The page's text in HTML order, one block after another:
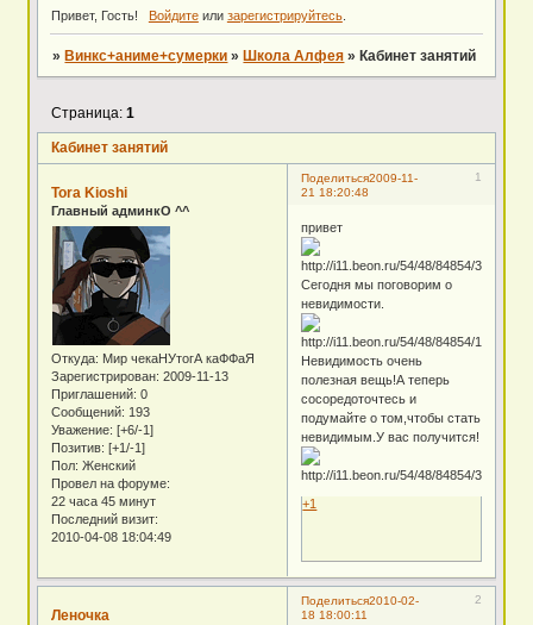
Привет, Гость! Войдитеили зарегистрируйтесь.
» Винкс+аниме+сумерки » Школа Алфея » Кабинет занятий
Кабинет занятий
Страница:1
Поделиться 1
2009-11-
21 18:20:48
Tora Kioshi
Главный админкО ^^
Откуда: Мир чекаНУтогА каФФаЯ
Зарегистрирован: 2009-11-13
Приглашений: 0
Сообщений: 193
Уважение: [+6/-1]
Позитив: [+1/-1]
Пол: Женский
Провел на форуме:
22 часа 45 минут
Последний визит:
2010-04-08 18:04:49
привет
Сегодня мы поговорим о
невидимости.
Невидимость очень
полезная вещь!А теперь
сосоредоточтесь и
подумайте о том,чтобы стать
невидимым.У вас получится!
+1
Поделиться 2
2010-02-
18 18:00:11
Леночка